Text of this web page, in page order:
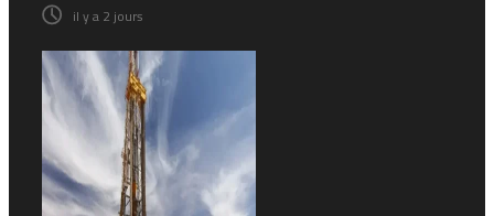
il y a 2 jours